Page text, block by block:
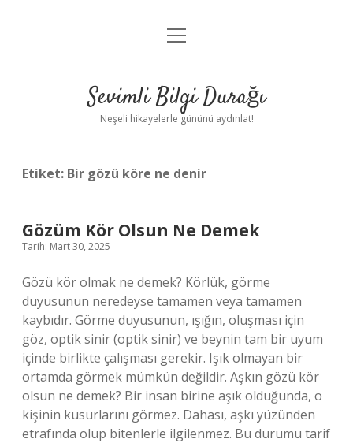
Anasayfa
Yasal Uyarı
menüyü
Sevimli Bilgi Durağı
Neşeli hikayelerle gününü aydınlat!
Etiket: Bir gözü köre ne denir
Gözüm Kör Olsun Ne Demek
Tarih: Mart 30, 2025
Gözü kör olmak ne demek? Körlük, görme
duyusunun neredeyse tamamen veya tamamen
kaybıdır. Görme duyusunun, ışığın, oluşması için
göz, optik sinir (optik sinir) ve beynin tam bir uyum
içinde birlikte çalışması gerekir. Işık olmayan bir
ortamda görmek mümkün değildir. Aşkın gözü kör
olsun ne demek? Bir insan birine aşık olduğunda, o
kişinin kusurlarını görmez. Dahası, aşkı yüzünden
etrafında olup bitenlerle ilgilenmez. Bu durumu tarif